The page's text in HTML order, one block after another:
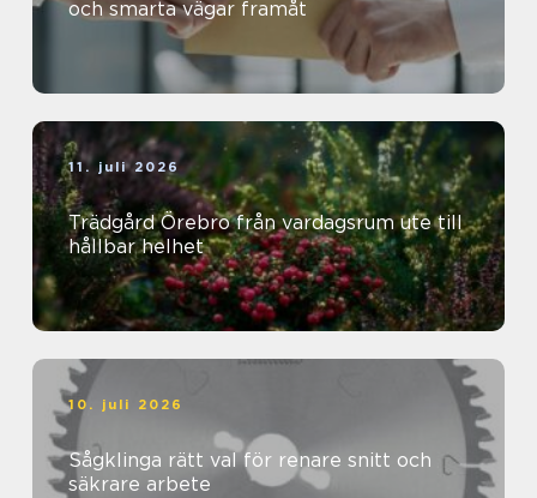
och smarta vägar framåt
11. juli 2026
Trädgård Örebro från vardagsrum ute till
hållbar helhet
10. juli 2026
Sågklinga rätt val för renare snitt och
säkrare arbete